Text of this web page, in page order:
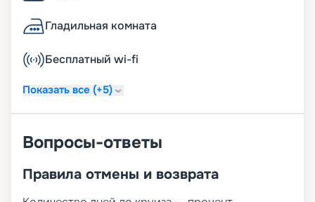
Гладильная комната
Бесплатный wi-fi
Показать все (+5)
Вопросы-ответы
Правила отмены и возврата